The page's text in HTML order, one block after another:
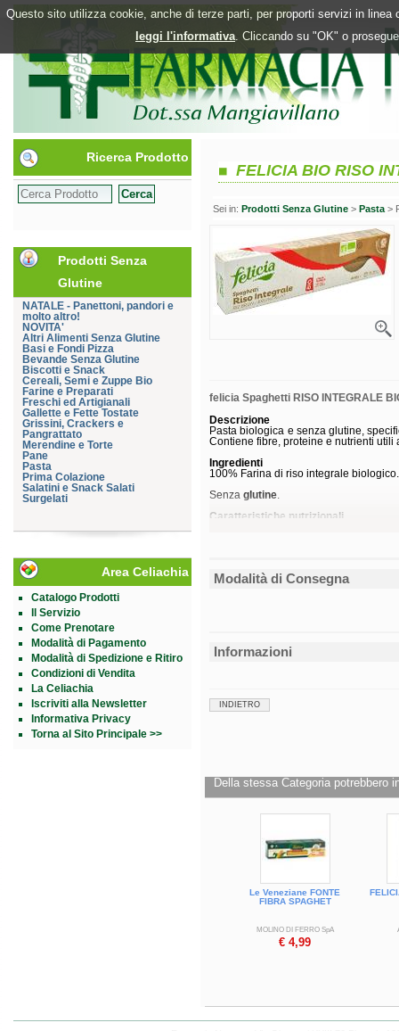
Questo sito utilizza cookie, anche di terze parti, per proporti servizi in
leggi l'informativa. Cliccando su "OK" o
Ricerca Prodotto
Prodotti Senza
Glutine
NATALE - Panettoni, pandori e
molto altro!
NOVITA'
Altri Alimenti Senza Glutine
Basi e Fondi Pizza
Bevande Senza Glutine
Biscotti e Snack
Cereali, Semi e Zuppe Bio
Farine e Preparati
Freschi ed Artigianali
Gallette e Fette Tostate
Grissini, Crackers e
Pangrattato
Merendine e Torte
Pane
Pasta
Prima Colazione
Salatini e Snack Salati
Surgelati
Area Celiachia
Catalogo Prodotti
Il Servizio
Come Prenotare
Modalità di Pagamento
Modalità di Spedizione e Ritiro
Condizioni di Vendita
La Celiachia
Iscriviti alla Newsletter
Informativa Privacy
Torna al Sito Principale >>
FELICIA BIO RISO
Sei in: Prodotti Senza Glutine > Pasta >
felicia Spaghetti RISO INTEGRALE
Descrizione
Pasta biologica e senza glutine,
Contiene fibre, proteine e nutrienti
Ingredienti
100% Farina di riso integrale biologico.
Senzaglutine.
Caratteristiche nutrizionali
di cui acidi grassi saturi
Carboidrati
72 g
Modalità d'uso
Pronta a partire da 8 minuti di cottura.
Validità a confezionamento integro: 36
Modalità di Consegna
Informazioni
INDIETRO
Della stessa Categoria potrebbero
Le Veneziane FONTE
FIBRA SPAGHET
MOLINO DI FERRO SpA
€ 4,99